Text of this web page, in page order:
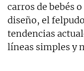
carros de bebés
diseño, el
tendencias
líneas simples y